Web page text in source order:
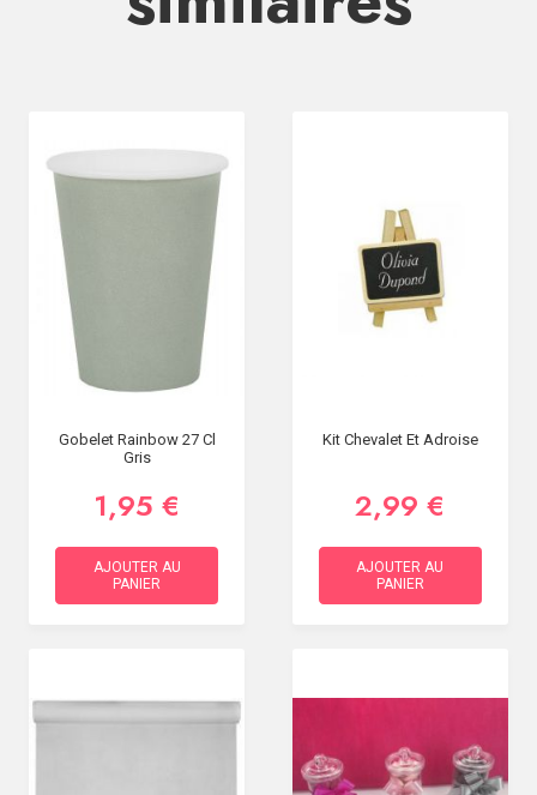
Gobelet Rainbow 27 Cl
Gris
1,95 €
AJOUTER AU
PANIER
Kit Chevalet Et Adroise
2,99 €
AJOUTER AU
PANIER